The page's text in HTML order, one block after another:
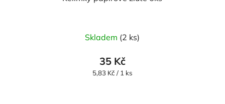
Skladem (2 ks)
35 Kč
Měrná
5,83 Kč / 1 ks